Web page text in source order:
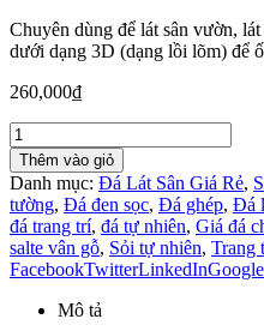
Chuyên dùng để lát sân vườn,
dưới dạng 3D (dạng lồi lõm) để
260,000₫
Thêm vào giỏ
Danh mục: Đá Lát Sân Giá Rẻ,
tường, Đá đen sọc, Đá ghép, Đá
đá trang trí, đá tự nhiên, Giá đá
salte vân gỗ, Sỏi tự nhiên, Trang
FacebookTwitterLinkedIn
Mô tả